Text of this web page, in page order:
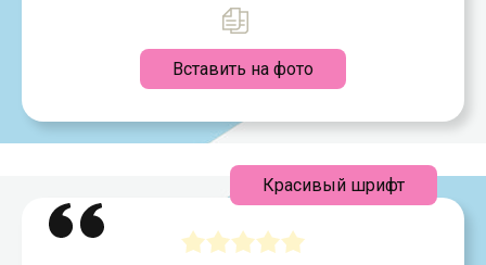
Вставить на фото
Красивый шрифт